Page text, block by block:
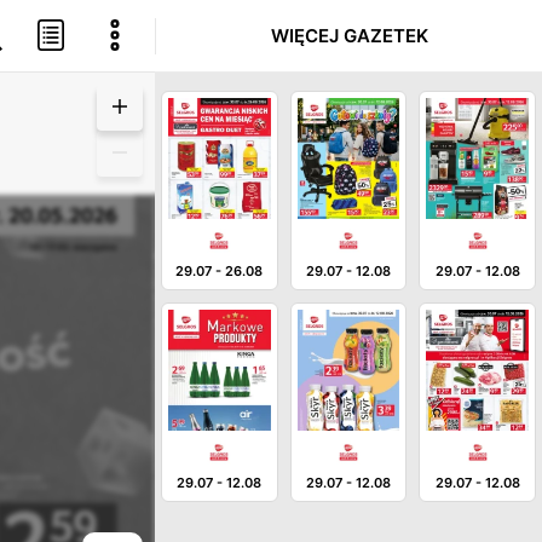
WIĘCEJ GAZETEK
29.07 -26.08 29.07- 12.08 29.07- 12.08
29.07 -12.08 29.07- 12.08 29.07- 12.08